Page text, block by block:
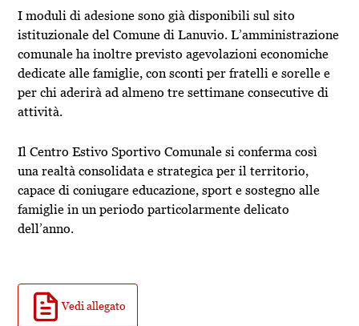
I moduli di adesione sono già disponibili sul sito
istituzionale del Comune diLanuvio. L’amministrazione
comunale ha inoltre previsto agevolazioni economiche
dedicate alle famiglie, con sconti per fratelli e sorelle e
per chi aderirà ad almeno tre settimane consecutive di
attività.
Il Centro Estivo Sportivo Comunale si conferma così
una realtà consolidata e strategica per il territorio,
capace di coniugare educazione, sport e sostegno alle
famiglie in un periodo particolarmente delicato
dell’anno.
Vedi allegato